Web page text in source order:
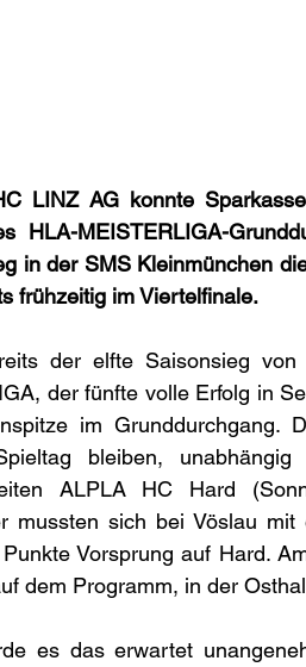
LINZ AG konnte
HLA-MEISTERLIGA-
in der SMS Kleinmünchen
frühzeitig im Viertelfinale.
der elfte Saisonsieg
der fünfte volle Erfolg in
im
bleiben,
ALPLA HC Hard
mussten sich bei Vöslau
Vorsprung auf Hard.
dem Programm, in der
es das erwartet